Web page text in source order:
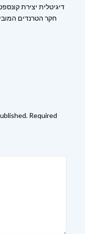
דיגיטלית יצירת
חקר הטרנדים
Required